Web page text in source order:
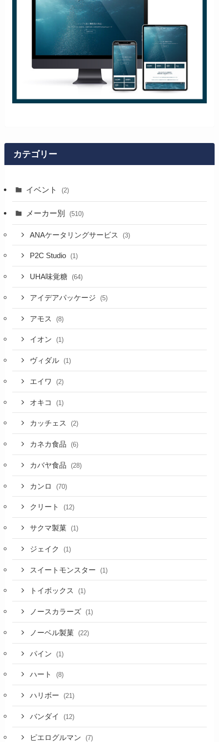
カテゴリー
イベント (2)
メーカー別 (510)
ANAケータリングサービス (3)
P2C Studio (1)
UHA味覚糖 (64)
アイデアパッケージ (5)
アモス (8)
イオン (1)
ヴィダル (1)
エイワ (2)
オキコ (1)
カッチェス (2)
カネカ食品 (6)
カバヤ食品 (28)
カンロ (70)
クリート (12)
サクマ製菓 (1)
ジェイク (1)
スイートモンスター (1)
トイボックス (1)
ノースカラーズ (1)
ノーベル製菓 (22)
パイン (1)
ハート (8)
ハリボー (21)
バンダイ (12)
ピエログルマン (7)